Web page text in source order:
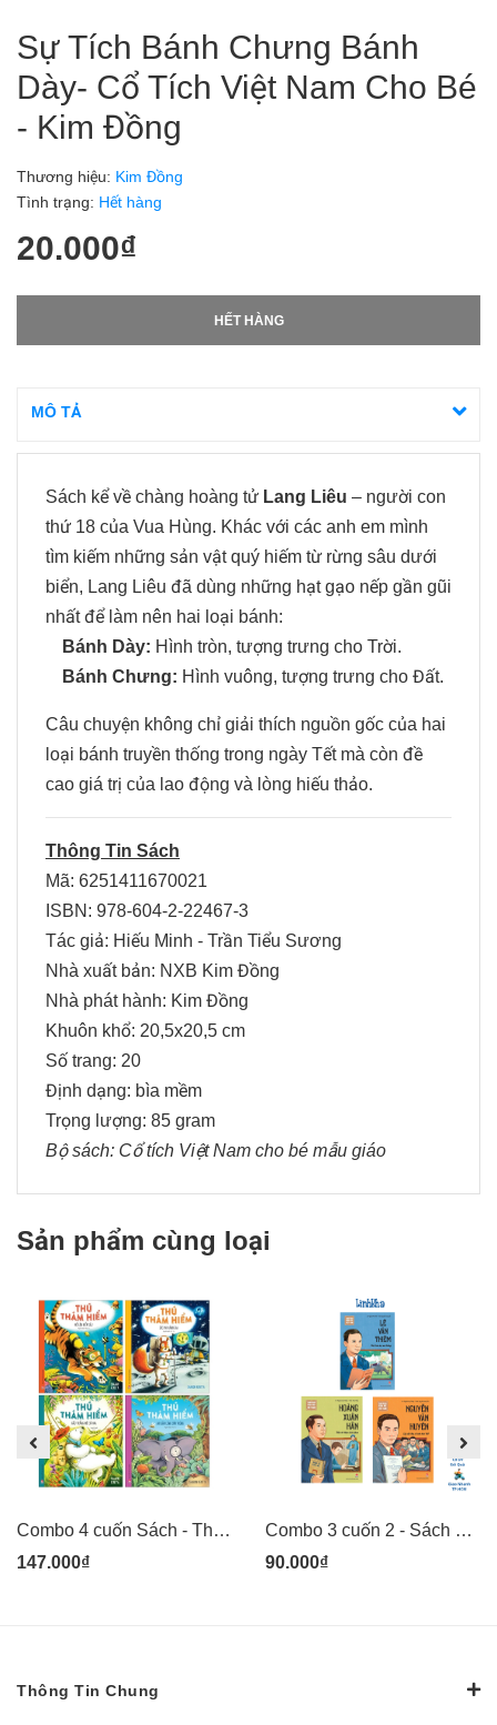
Sự Tích Bánh Chưng Bánh
Dày- Cổ Tích Việt Nam Cho Bé
- Kim Đồng
Thương hiệu: Kim Đồng
Tình trạng: Hết hàng
20.000₫
HẾT HÀNG
MÔ TẢ
Sách kể về chàng hoàng tử Lang Liêu – người con
thứ 18 của Vua Hùng. Khác với các anh em mình
tìm kiếm những sản vật quý hiếm từ rừng sâu dưới
biển, Lang Liêu đã dùng những hạt gạo nếp gần gũi
nhất để làm nên hai loại bánh:
Bánh Dày: Hình tròn, tượng trưng cho Trời.
Bánh Chưng: Hình vuông, tượng trưng cho Đất.
Câu chuyện không chỉ giải thích nguồn gốc của hai
loại bánh truyền thống trong ngày Tết mà còn đề
cao giá trị của lao động và lòng hiếu thảo.
Thông Tin Sách
Mã: 6251411670021
ISBN: 978-604-2-22467-3
Tác giả: Hiếu Minh - Trần Tiểu Sương
Nhà xuất bản: NXB Kim Đồng
Nhà phát hành: Kim Đồng
Khuôn khổ: 20,5x20,5 cm
Số trang: 20
Định dạng: bìa mềm
Trọng lượng: 85 gram
Bộ sách: Cổ tích Việt Nam cho bé mẫu giáo
Sản phẩm cùng loại
Combo 4 cuốn Sách - Thú thám hiểm: Voi săn lùng côn trùng, Gấu trắng mê cỏ hoa, Sóc phi hành gia, Hổ lặn biển sâu - tranh minh họa đẹp cho thiếu nhi - Kim Đồng
147.000₫
Combo 3 cuốn 2 - Sách Danh nhân khoa học Việt Nam - Lê Văn Thiêm, Hoàng Xuân Hãn, Nguyễn Văn Huyên - Kim Đồng
90.000₫
Thông Tin Chung